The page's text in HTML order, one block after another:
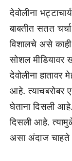
देवोलीना
बाबतीत सतत
विशालचे असे
सोशल
देवोलीना
आहे. त्याचबरोबर
घेताना दिसली
दिसली आहे.
असा अंदाज